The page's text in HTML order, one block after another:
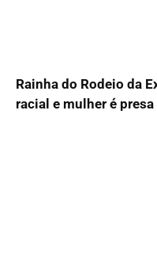
Rainha do Rodeio da
racial e mulher é